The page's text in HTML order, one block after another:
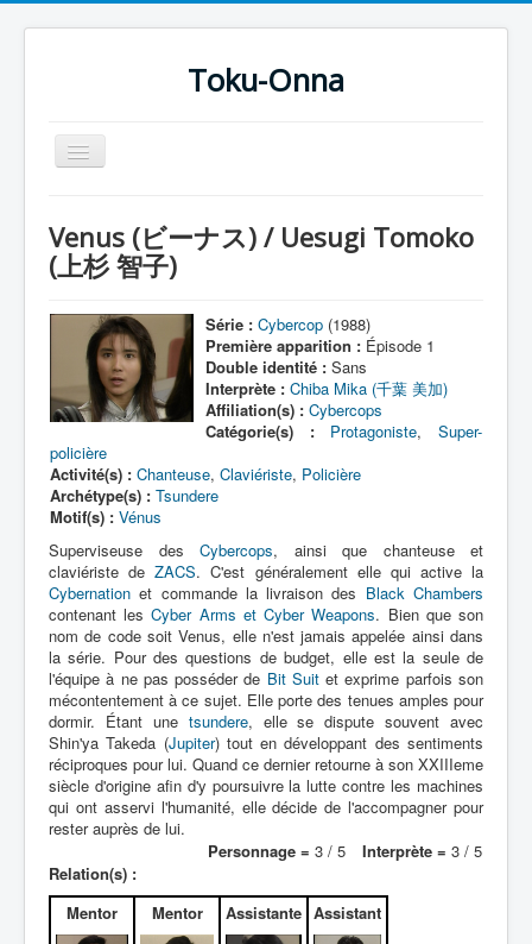
Toku-Onna
Basculer
la
Toku-Actrices
Séries
Films
COSAA
Dessins
Artiste Asperger
Lexique
Dennô keisatsu Cybercop (電脳 警
察 サイバーコップ) = Police
cerveau électronique Cybercop
Série
Personnages
Mechas
Objets
Épisodes
Chronologie
Venus (ビーナス) / Uesugi Tomoko
(上杉 智子)
Série : Cybercop (1988)
Première apparition : Épisode 1
Double identité : Sans
Interprète : Chiba Mika (千葉 美加)
Affiliation(s) : Cybercops
Catégorie(s) :
Protagoniste, Super-
policière
Activité(s) : Chanteuse, Claviériste, Policière
Archétype(s) : Tsundere
Motif(s) : Vénus
Superviseuse des Cybercops, ainsi que chanteuse et
claviériste deZACS. C'est généralement elle qui active la
Cybernation et commande la livraison des Black Chambers
contenant lesCyber Arms et Cyber Weapons. Bien que son
nom de code soit Venus, elle n'est jamais appelée ainsi dans
la série. Pour des questions de budget, elle est la seule de
l'équipe à ne pas posséder de Bit Suitet exprime parfois son
mécontentement à ce sujet. Elle porte des tenues amples pour
dormir. Étant une tsundere, elle se dispute souvent avec
Shin'ya Takeda (Jupiter) tout en développant des sentiments
réciproques pour lui. Quand ce dernier retourne à son XXIIIeme
siècle d'origine afin d'y poursuivre la lutte contre les machines
qui ont asservi l'humanité, elle décide de l'accompagner pour
rester auprès de lui.
Personnage = 3 / 5 Interprète = 3 / 5
Relation(s) :
Mentor
Mentor Assistante Assistant